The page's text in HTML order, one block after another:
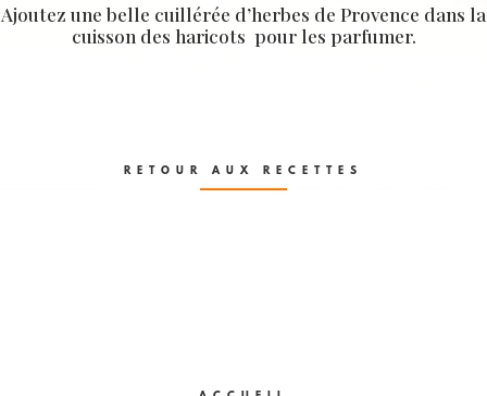
Ajoutez une belle cuillérée d’herbes de Provence dans la
cuisson des haricots pour les parfumer.
RETOUR AUX RECETTES